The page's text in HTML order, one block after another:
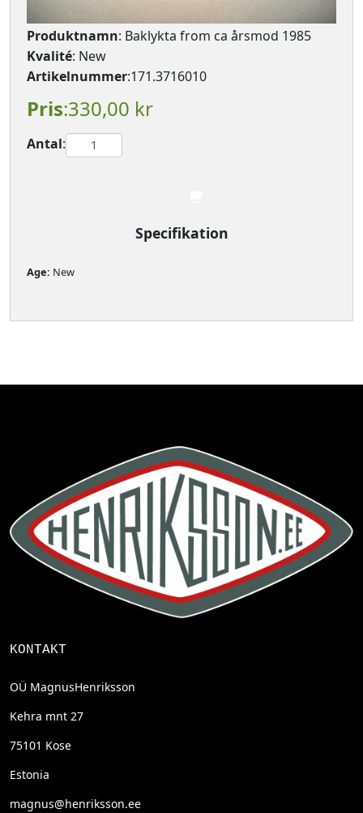
Produktnamn: Baklykta from ca årsmod 1985
Kvalité: New
Artikelnummer:171.3716010
Pris:330,00 kr
Antal:
Specifikation
Age: New
KONTAKT
OÜ MagnusHenriksson
Kehra mnt 27
75101 Kose
Estonia
magnus@henriksson.ee